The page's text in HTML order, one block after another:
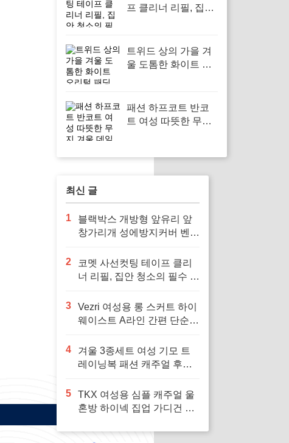
프 클리너 리필, 집안
트위드 상의 가을 겨
울 도톰한 화이트 오
스타일을 위한 선택
패션 하프코트 반코
트 여성 따뜻한 무지
동시에 챙기고 싶은
당신에게
최신 글
1
블랙박스 개방형 앞유리 앞
창가리개 성에방지커버 벤츠
전 운전 필수
2
코멧 사선컷팅 테이프 클리
너 리필, 집안 청소의 필수 아
3
Vezri 여성용 롱 스커트 하이
웨이스트 A라인 간편 단순
F88, 다양한 스타일을 위한
필수 아이템
4
겨울 3종세트 여성 기모 트
레이닝복 패션 캐주얼 후드
트 가을 츄리닝세트 여자 운
동복 세트 보온과 패션을 겸
의 선택
5
TKX 여성용 심플 캐주얼 울
혼방 하이넥 집업 가디건 간
용, 추운 날씨에 편안하고 따